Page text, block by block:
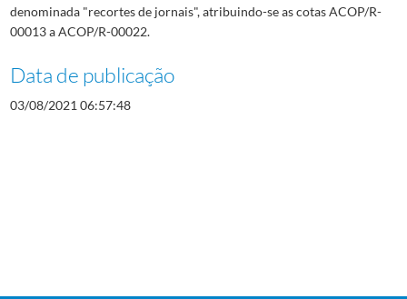
denominada "recortes de jornais", atribuindo-se as cotas ACOP/R-
00013 a ACOP/R-00022.
Data de publicação
03/08/2021 06:57:48